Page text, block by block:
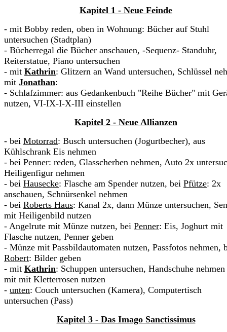
Kapitel 1 - Neue Feinde
- mit Bobby reden, oben in Wohnung: Bücher auf Stuhl
untersuchen (Stadtplan)
- Bücherregal die Bücher anschauen, -Sequenz- Standuhr,
Reiterstatue, Piano untersuchen
- mit Kathrin: Glitzern an Wand untersuchen, Schlüssel
mit Jonathan:
- Schlafzimmer: aus Gedankenbuch "Reihe Bücher" mit
nutzen, VI-IX-I-X-III einstellen
Kapitel 2 - Neue Allianzen
- bei Motorrad: Busch untersuchen (Jogurtbecher), aus
Kühlschrank Eis nehmen
- bei Penner: reden, Glasscherben nehmen, Auto 2x
Heiligenfigur nehmen
- bei Hausecke: Flasche am Spender nutzen, bei Pfütze: 2x
anschauen, Schnürsenkel nehmen
- bei Roberts Haus: Kanal 2x, dann Münze untersuchen,
mit Heiligenbild nutzen
- Angelrute mit Münze nutzen, bei Penner: Eis, Joghurt mit
Flasche nutzen, Penner geben
- Münze mit Passbildautomaten nutzen, Passfotos nehmen,
Robert: Bilder geben
- mit Kathrin: Schuppen untersuchen, Handschuhe
mit mit Kletterrosen nutzen
- unten: Couch untersuchen (Kamera), Computertisch
untersuchen (Pass)
Kapitel 3 - Das Imago Sanctissimus